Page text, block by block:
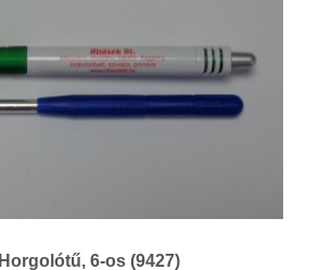
Horgolótű, 6-os (9427)